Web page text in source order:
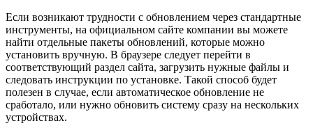
Если возникают трудности с обновлением через стандартные
инструменты, на официальном сайте компании вы можете
найти отдельные пакеты обновлений, которые можно
установить вручную. В браузере следует перейти в
соответствующий раздел сайта, загрузить нужные файлы и
следовать инструкции по установке. Такой способ будет
полезен в случае, если автоматическое обновление не
сработало, или нужно обновить систему сразу на нескольких
устройствах.